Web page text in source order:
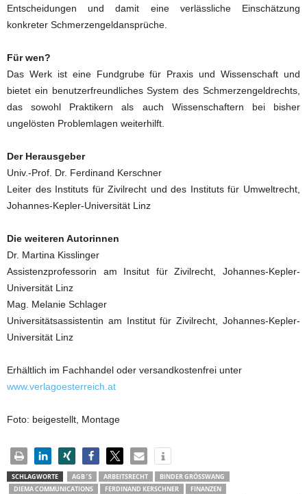
Entscheidungen und damit eine verlässliche Einschätzung
konkreter Schmerzengeldansprüche.
Für wen?
Das Werk ist eine Fundgrube für Praxis und Wissenschaft und
bietet ein benutzerfreundliches System des Schmerzengeldrechts,
das sowohl Praktikern als auch Wissenschaftern bei bisher
ungelösten Problemlagen weiterhilft.
Der Herausgeber
Univ.-Prof. Dr. Ferdinand Kerschner
Leiter des Instituts für Zivilrecht und des Instituts für Umweltrecht,
Johannes-Kepler-Universität Linz
Die weiteren Autorinnen
Dr. Martina Kisslinger
Assistenzprofessorin am Insitut für Zivilrecht, Johannes-Kepler-
Universität Linz
Mag. Melanie Schlager
Universitätsassistentin am Institut für Zivilrecht, Johannes-Kepler-
Universität Linz
Erhältlich im Fachhandel oder versandkostenfrei unter
www.verlagoesterreich.at
Foto: beigestellt, Montage
SCHLAGWORTE AGB´S ARBEITSRECHT
BINDER GRÖSSWANG
DIEMA COMMUNICATIONS
FERDINAND KERSCHNER
FINANZEN